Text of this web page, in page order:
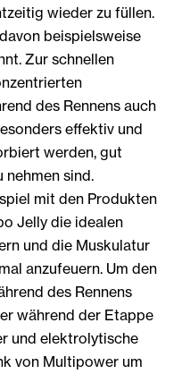
wieder zu füllen.
beispielsweise
Zur schnellen
des Rennens auch
effektiv und
werden, gut
nehmen sind.
mit den Produkten
Jelly die idealen
und die Muskulatur
anzufeuern. Um den
des Rennens
während der Etappe
und elektrolytische
von Multipower um